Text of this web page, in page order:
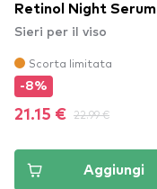
Retinol Night Serum
Sieri per il viso
Scorta limitata
-8%
21.15 € 22.99 €
Aggiungi